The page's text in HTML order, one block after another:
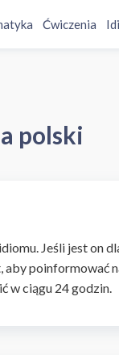
Ćwiczenia
polski
Jeśli jest on
poinformować
w ciągu 24 godzin.